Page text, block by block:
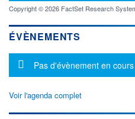
Copyright © 2026 FactSet Research
ÉVÈNEMENTS
Message d'information
Pas d'évènement en cours
Voir l'agenda complet